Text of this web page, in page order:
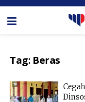
Tag: Beras